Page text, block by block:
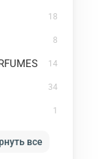
18
8
14
34
1
все